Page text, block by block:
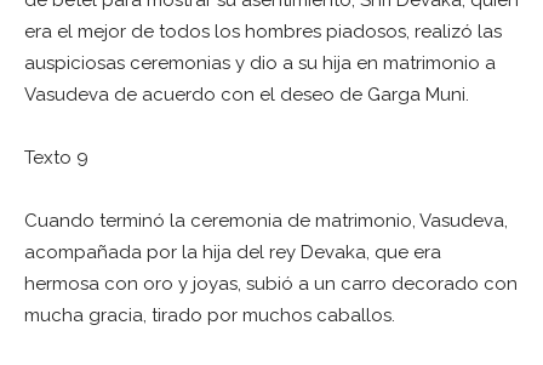
era el mejor de todos los hombres piadosos, realizó las
auspiciosas ceremonias y dio a su hija en matrimonio a
Vasudeva de acuerdo con el deseo de Garga Muni.
Texto 9
Cuando terminó la ceremonia de matrimonio, Vasudeva,
acompañada por la hija del rey Devaka, que era
hermosa con oro y joyas, subió a un carro decorado con
mucha gracia, tirado por muchos caballos.